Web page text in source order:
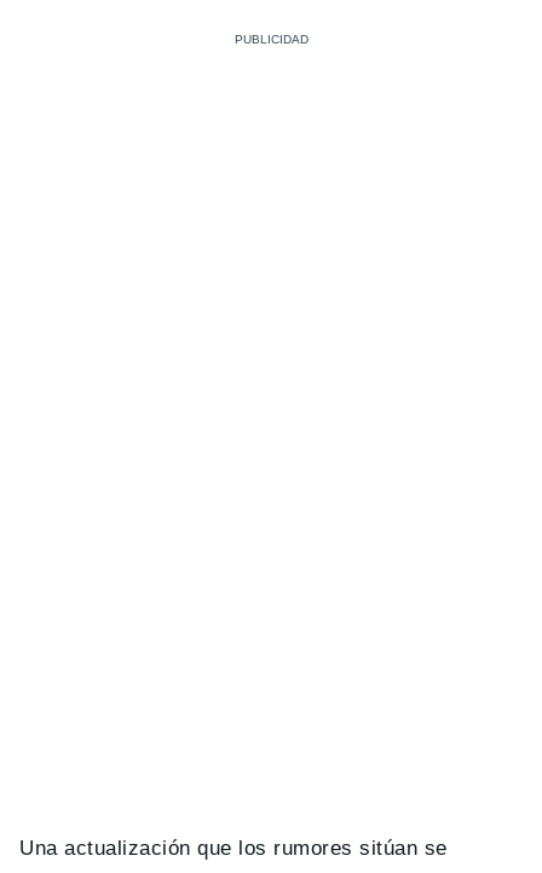
Una actualización que los rumores sitúan se